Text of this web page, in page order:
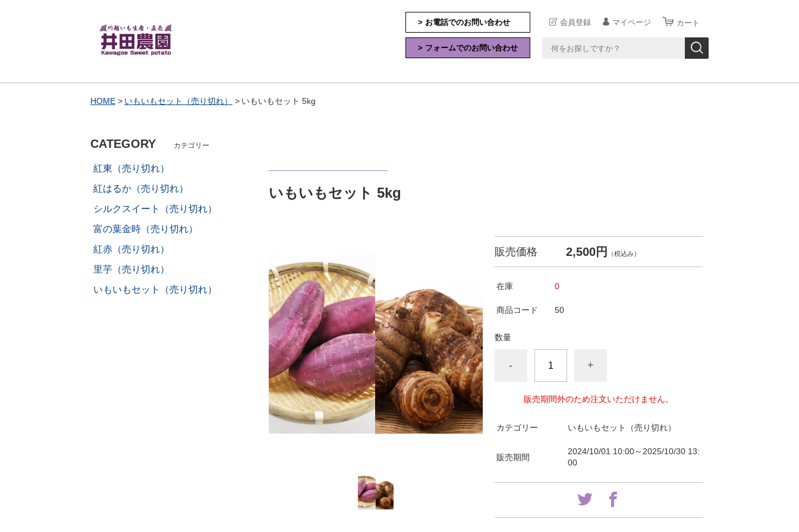
会員登録 マイページ カート
> お電話でのお問い合わせ
> フォームでのお問い合わせ
HOME いもいもセット（売り切れ） いもいもセット 5kg
いもいもセット 5kg
販売価格 2,500円 （税込み）
在庫 0
商品コード 50
数量
- +
販売期間外のため注文いただけません。
カテゴリー いもいもセット（売り切れ）
販売期間
2024/10/01 10:00～2025/10/30 13:
00
CATEGORY カテゴリー
紅東（売り切れ）
紅はるか（売り切れ）
シルクスイート（売り切れ）
富の葉金時（売り切れ）
紅赤（売り切れ）
里芋（売り切れ）
いもいもセット（売り切れ）